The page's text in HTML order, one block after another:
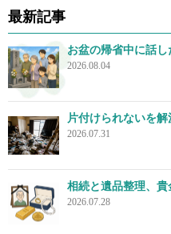
最新記事
お盆の帰省中に話
2026.08.04
片付けられないを
2026.07.31
相続と遺品整理、
2026.07.28